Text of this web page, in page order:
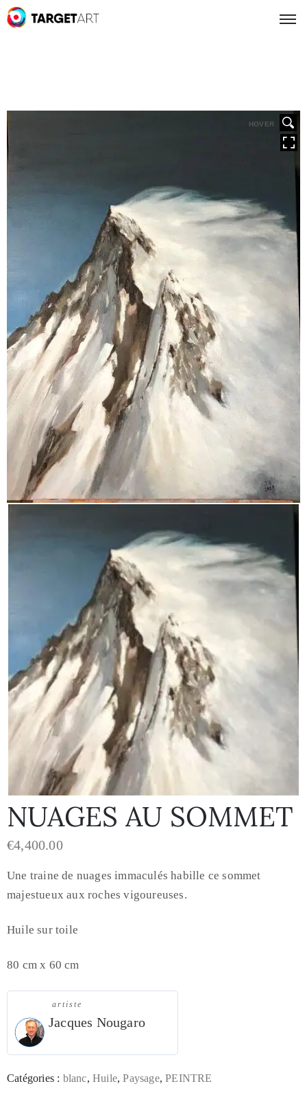
HOVER
NUAGES AU SOMMET
€4,400.00
Une traine de nuages immaculés habille ce sommet
majestueux aux roches vigoureuses.
Huile sur toile
80 cm x 60 cm
artiste
Jacques Nougaro
Catégories : blanc,Huile,Paysage,PEINTRE